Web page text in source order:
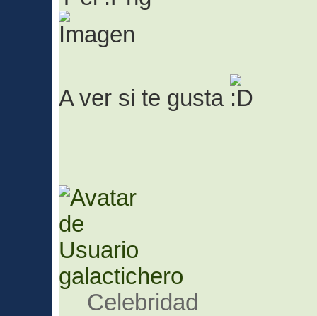
A ver si te gusta
galactichero
Celebridad